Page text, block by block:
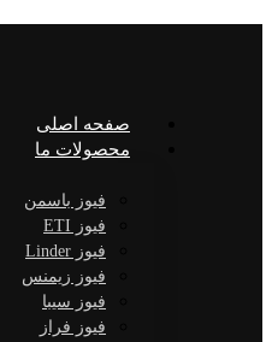
صفحه اصلی
محصولات ما
فیوز باسمن
فیوز ETI
فیوز Linder
فیوز زیمنس
فیوز سیبا
فیوز فراز